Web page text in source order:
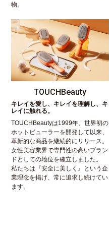
物。
TOUCHBeauty
キレイを愛し、キレイを理解し、キ
レイに触れる。
TOUCHBeautyは1999年、世界初の
ホットビューラーを開発して以来、
革新的な商品を継続的にリリース。
女性美容業界で専門性の高いブラン
ドとしての地位を確立しました。
私たちは『安全に美しく』という企
業理念を掲げ、常に追求し続けてい
ます。